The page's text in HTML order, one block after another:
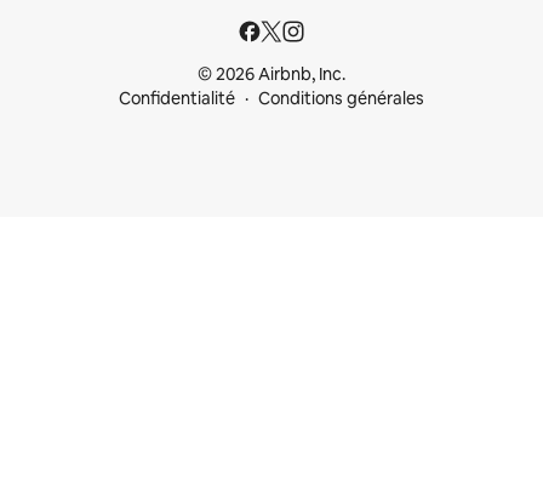
© 2026 Airbnb, Inc.
Confidentialité
Conditions générales